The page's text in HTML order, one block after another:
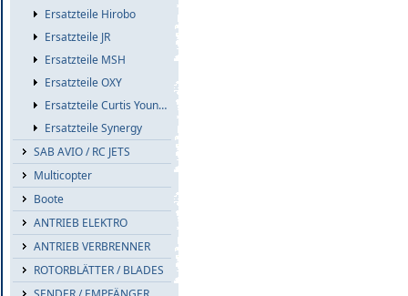
Ersatzteile Hirobo
Ersatzteile JR
Ersatzteile MSH
Ersatzteile OXY
Ersatzteile Curtis Youngblood
Ersatzteile Synergy
SAB AVIO / RC JETS
Multicopter
Boote
ANTRIEB ELEKTRO
ANTRIEB VERBRENNER
ROTORBLÄTTER / BLADES